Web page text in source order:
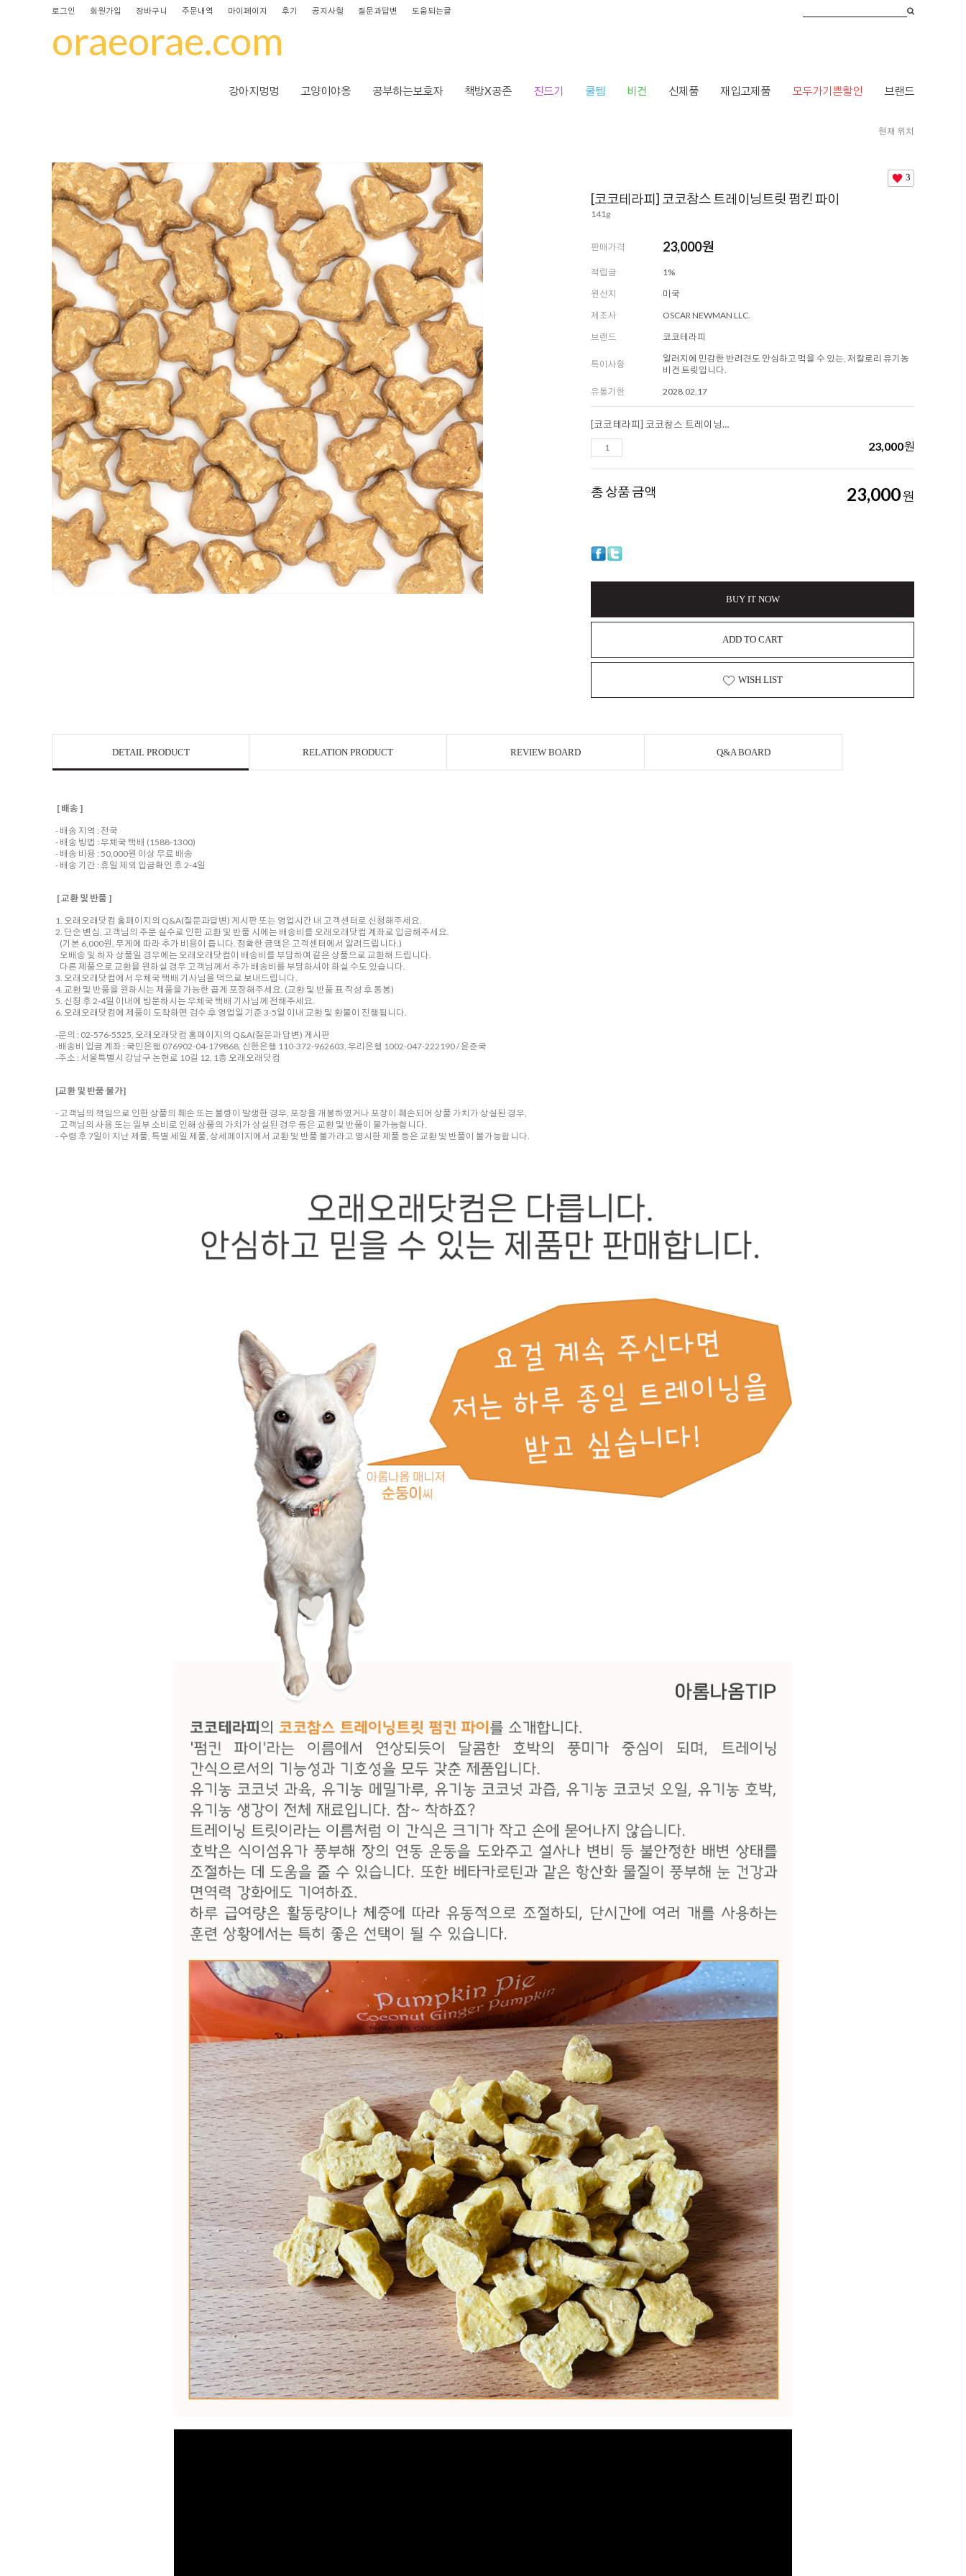
로그인 회원가입 장바구니 주문내역 마이페이지 후기 공지사항 질문과답변 도움되는글
oraeorae.com
강아지멍멍 고양이야옹 공부하는보호자 책방X공존 진드기 쿨템 비건 신제품 재입고제품 모두가기쁜할인 브랜드
현재 위치
3
[코코테라피] 코코참스 트레이닝트릿 펌킨 파이
141g
판매가격 23,000원
적립금
1%
원산지
미국
제조사
OSCAR NEWMAN LLC.
브랜드
코코테라피
특이사항
알러지에 민감한 반려견도 안심하고 먹을 수 있는, 저칼로리 유기농
비건 트릿입니다.
유통기한
2028.02.17
[코코테라피] 코코참스 트레이닝트릿 펌킨 파이
23,000원
총 상품 금액 23,000원
BUY IT NOW
ADD TO CART
WISH LIST
DETAIL PRODUCT RELATION PRODUCT REVIEW BOARD Q&A BOARD
[ 배송 ]
- 배송 지역 : 전국
- 배송 방법 : 우체국 택배 (1588-1300)
- 배송 비용 : 50,000원 이상 무료 배송
- 배송 기간 : 휴일 제외 입금확인 후 2-4일
[ 교환 및 반품 ]
1. 오래오래닷컴 홈페이지의 Q&A(질문과답변) 게시판 또는 영업시간 내 고객센터로 신청해주세요.
2. 단순 변심, 고객님의 주문 실수로 인한 교환 및 반품 시에는 배송비를 오래오래닷컴 계좌로 입금해주세요.
(기본 6,000원, 무게에 따라 추가 비용이 듭니다. 정확한 금액은 고객센터에서 알려드립니다.)
오배송 및 하자 상품일 경우에는 오래오래닷컴이 배송비를 부담하여 같은 상품으로 교환해 드립니다.
다른 제품으로 교환을 원하실 경우 고객님께서 추가 배송비를 부담하셔야 하실 수도 있습니다.
3. 오래오래닷컴에서 우체국 택배 기사님을 댁으로 보내드립니다.
4. 교환 및 반품을 원하시는 제품을 가능한 곱게 포장해주세요. (교환 및 반품 표 작성 후 동봉)
5. 신청 후 2-4일 이내에 방문하시는 우체국 택배 기사님께 전해주세요.
6. 오래오래닷컴에 제품이 도착하면 검수 후 영업일 기준 3-5일 이내 교환 및 환불이 진행됩니다.
-문의 : 02-576-5525, 오래오래닷컴 홈페이지의 Q&A(질문과 답변) 게시판
-배송비 입금 계좌 : 국민은행 076902-04-179868, 신한은행 110-372-962603, 우리은행 1002-047-222190 / 윤준국
-주소 : 서울특별시 강남구 논현로 10길 12, 1층 오래오래닷컴
[교환 및 반품 불가]
- 고객님의 책임으로 인한 상품의 훼손 또는 불량이 발생한 경우, 포장을 개봉하였거나 포장이 훼손되어 상품 가치가 상실된 경우,
고객님의 사용 또는 일부 소비로 인해 상품의 가치가 상실된 경우 등은 교환 및 반품이 불가능합니다.
- 수령 후 7일이 지난 제품, 특별 세일 제품, 상세페이지에서 교환 및 반품 불가라고 명시한 제품 등은 교환 및 반품이 불가능합니다.